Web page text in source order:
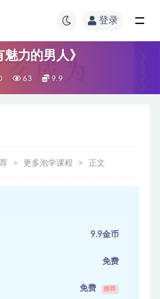
登录
力的男人》
63 9.9
更多泡学课程 正文
9.9金币
免费
免费 推荐